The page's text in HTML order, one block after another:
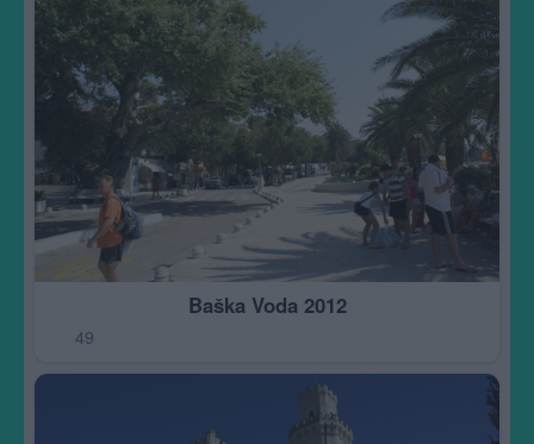
Baška Voda 2012
49